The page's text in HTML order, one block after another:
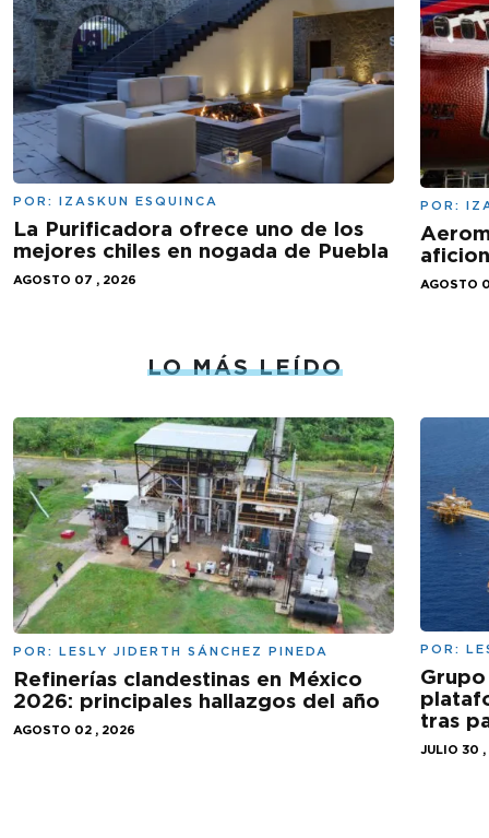
POR: IZASKUN ESQUINCA
La Purificadora ofrece uno de los
mejores chiles en nogada de Puebla
AGOSTO 07 , 2026
POR:
AGOSTO
LO MÁS LEÍDO
POR: LESLY JIDERTH SÁNCHEZ PINEDA
Refinerías clandestinas en México
2026: principales hallazgos del año
AGOSTO 02 , 2026
POR:
tras
JULIO 30